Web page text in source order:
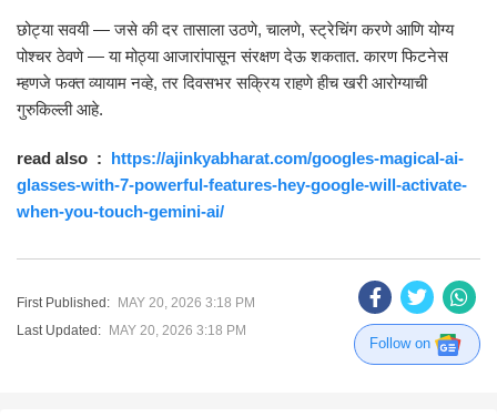
छोट्या सवयी — जसे की दर तासाला उठणे, चालणे, स्ट्रेचिंग करणे आणि योग्य
पोश्चर ठेवणे — या मोठ्या आजारांपासून संरक्षण देऊ शकतात. कारण फिटनेस
म्हणजे फक्त व्यायाम नव्हे, तर दिवसभर सक्रिय राहणे हीच खरी आरोग्याची
गुरुकिल्ली आहे.
read also : https://ajinkyabharat.com/googles-magical-ai-
glasses-with-7-powerful-features-hey-google-will-activate-
when-you-touch-gemini-ai/
First Published: MAY 20, 2026 3:18 PM
Last Updated: MAY 20, 2026 3:18 PM
Follow on